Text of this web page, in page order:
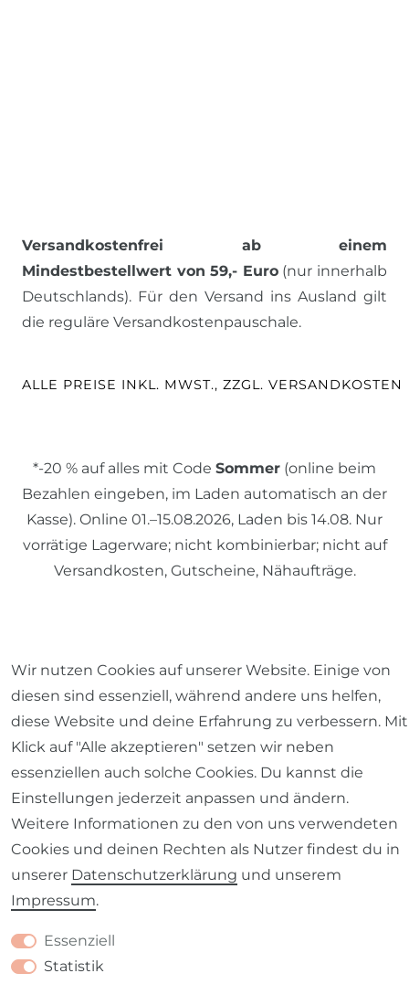
Versandkostenfrei ab einem
Mindestbestellwert von 59,- Euro(nur innerhalb
Deutschlands). Für den Versand ins Ausland gilt
die reguläre Versandkostenpauschale.
ALLE PREISE INKL. MWST., ZZGL. VERSANDKOSTEN
*-20 % auf alles mit Code Sommer (online beim
Bezahlen eingeben, im Laden automatisch an der
Kasse). Online 01.–15.08.2026, Laden bis 14.08. Nur
vorrätige Lagerware; nicht kombinierbar; nicht auf
Versandkosten, Gutscheine, Nähaufträge.
Impressum Daten­schutz­erklärung AGB
Barrierefreiheitserklärung
Wir nutzen Cookies auf unserer Website. Einige von
diesen sind essenziell, während andere uns helfen,
diese Website und deine Erfahrung zu verbessern. Mit
Klick auf "Alle akzeptieren" setzen wir neben
essenziellen auch solche Cookies. Du kannst die
Einstellungen jederzeit anpassen und ändern.
Weitere Informationen zu den von uns verwendeten
Cookies und deinen Rechten als Nutzer findest du in
unserer Daten­schutz­erklärung und unserem
Impressum.
Essenziell
Statistik